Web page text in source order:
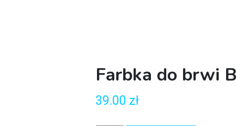
Farbka do brwi
39.00 zł